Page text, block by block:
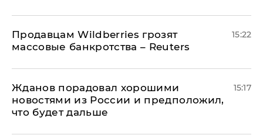
Продавцам Wildberries грозят
массовые банкротства – Reuters
15:22
Жданов порадовал хорошими
новостями из России и предположил,
что будет дальше
15:17